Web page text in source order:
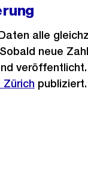
alle
neue
publiziert.